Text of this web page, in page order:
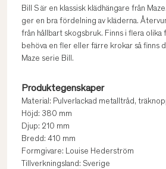
Bill S är en klassisk klädhängare från
ger en bra fördelning av kläderna.
från hållbart skogsbruk. Finns i flera olika
behöva en fler eller färre krokar så finns
Maze serie Bill.
Produktegenskaper
Material: Pulverlackad metalltråd,
Höjd: 380 mm
Djup: 210 mm
Bredd: 410 mm
Formgivare: Louise Hederström
Tillverkningsland: Sverige